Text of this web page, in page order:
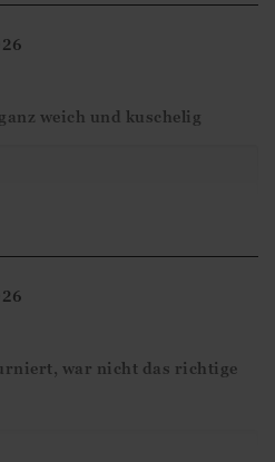
weich und kuschelig
war nicht das richtige